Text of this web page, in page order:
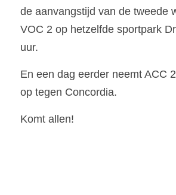
de aanvangstijd van de tweede
VOC 2 op hetzelfde sportpark
uur.
En een dag eerder neemt ACC
op tegen Concordia.
Komt allen!